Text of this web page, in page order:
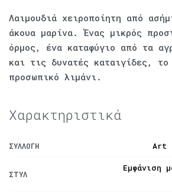
Λαιμουδιά χειροποίητη από
άκουα μαρίνα. Ένας μικρός
όρμος, ένα καταφύγιο από τα
και τις δυνατές καταιγίδες,
προσωπικό λιμάνι.
Χαρακτηριστικά
ΣΥΛΛΟΓΉ Art
ΣΤΥΛ
Εμφάνιση